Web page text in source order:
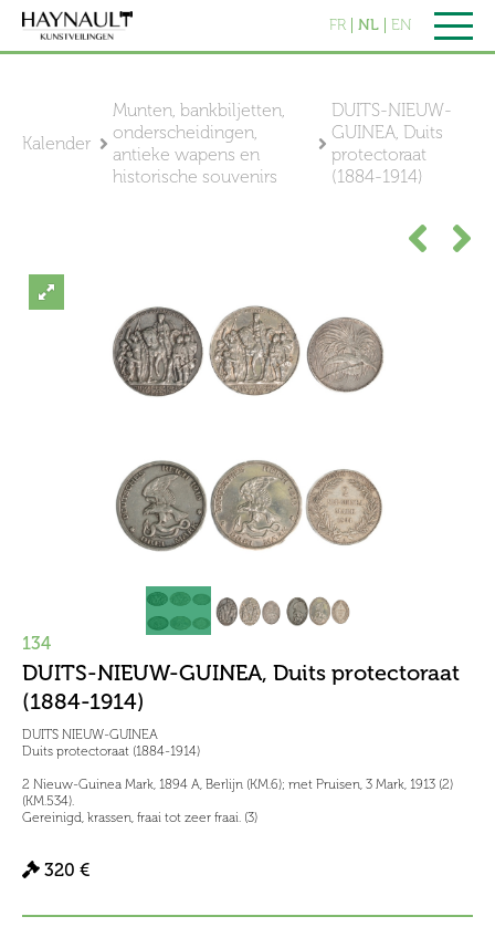
FR NL EN
Kalender
Munten, bankbiljetten,
onderscheidingen,
antieke wapens en
historische souvenirs
DUITS-NIEUW-
GUINEA, Duits
protectoraat
(1884-1914)
134
DUITS-NIEUW-GUINEA, Duits protectoraat
(1884-1914)
DUITS NIEUW-GUINEA
Duits protectoraat (1884-1914)
2 Nieuw-Guinea Mark, 1894 A, Berlijn (KM.6); met Pruisen, 3 Mark, 1913 (2)
(KM.534).
Gereinigd, krassen, fraai tot zeer fraai. (3)
320 €